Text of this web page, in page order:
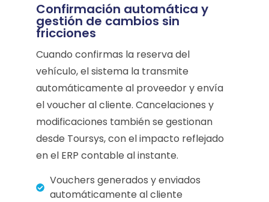
Confirmación automática y
gestión de cambios sin
fricciones
Cuando confirmas la reserva del
vehículo, el sistema la transmite
automáticamente al proveedor y envía
el voucher al cliente. Cancelaciones y
modificaciones también se gestionan
desde Toursys, con el impacto reflejado
en el ERP contable al instante.
Vouchers generados y enviados
automáticamente al cliente